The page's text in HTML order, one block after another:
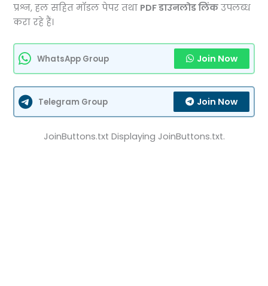
प्रश्न, हल सहित मॉडल पेपर तथा PDF डाउनलोड लिंक उपलब्ध
करा रहे हैं।
WhatsApp Group Join Now
Telegram Group Join Now
JoinButtons.txt Displaying JoinButtons.txt.